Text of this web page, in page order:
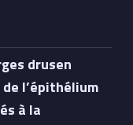
drusen
l’épithélium
à la